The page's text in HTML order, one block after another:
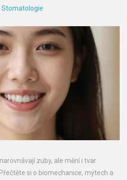
Stomatologie
zuby, ale mění i tvar
si o biomechanice, mýtech a